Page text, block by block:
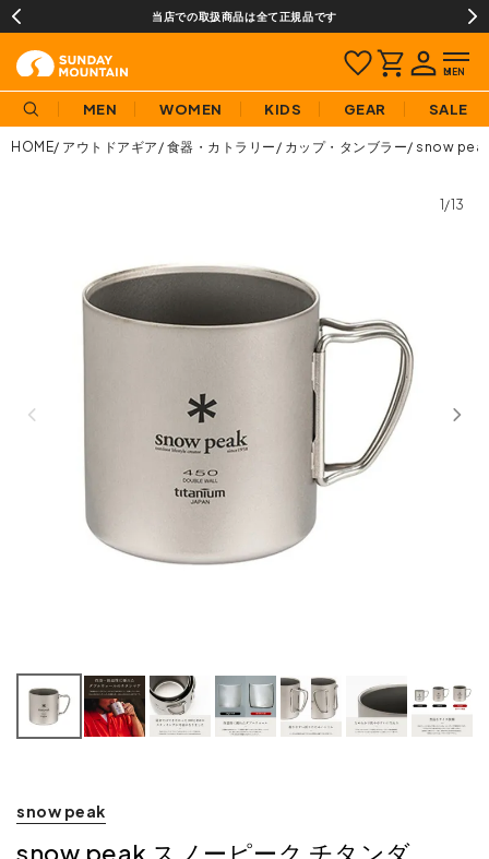
当店での取扱商品は全て正規品です
MEN WOMEN KIDS GEAR SALE
HOME アウトドアギア 食器・カトラリー カップ・タンブラー snow peak
1/13
snow peak
snow peak スノーピーク チタンダ